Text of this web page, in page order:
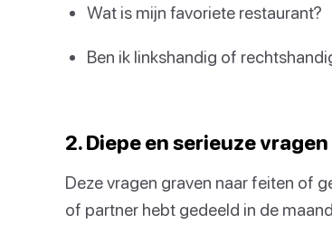
Wat is mijn favoriete restaurant?
Ben ik linkshandig of
2. Diepe en serieuze vragen
Deze vragen graven naar feiten of
of partner hebt gedeeld in de